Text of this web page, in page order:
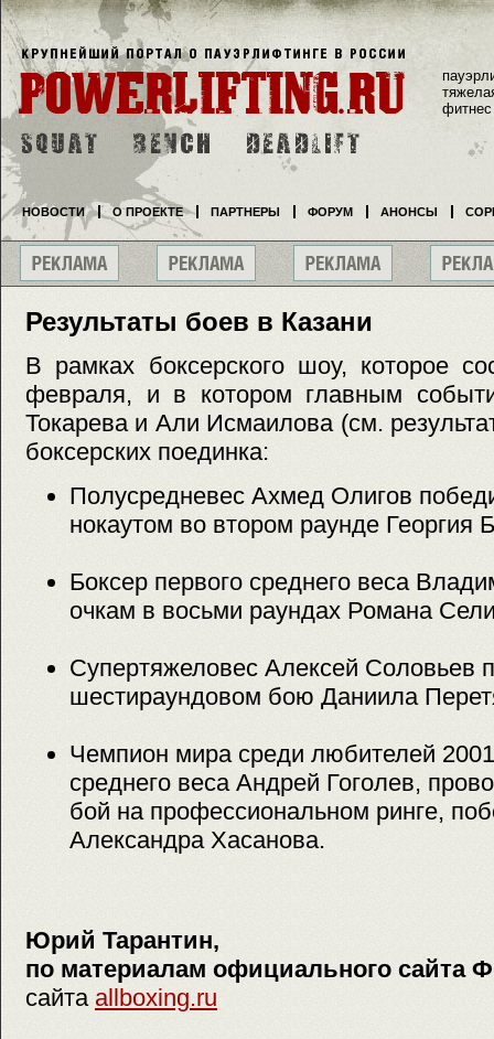
Результаты боев в Казани
В рамках боксерского шоу, которое
февраля, и в котором главным
Токарева и Али Исмаилова (см.
боксерских поединка:
Полусредневес Ахмед Олигов
нокаутом во втором раунде Георгия
Боксер первого среднего веса
очкам в восьми раундах Романа
Супертяжеловес Алексей Соловьев
шестираундовом бою Даниила
Чемпион мира среди любителей 2001
среднего веса Андрей Гоголев,
бой на профессиональном ринге,
Александра Хасанова.
Юрий Тарантин,
по материалам официального сайта
сайта allboxing.ru
фитнес
НОВОСТИ О ПРОЕКТЕ ПАРТНЕРЫ ФОРУМ АНОНСЫ